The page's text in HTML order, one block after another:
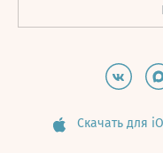
Скачать для